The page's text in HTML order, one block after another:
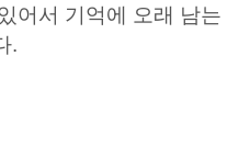
어서 기억에 오래 남는
.